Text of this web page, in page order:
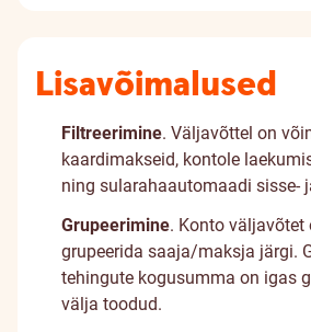
Lisavõimalused
Filtreerimine. Väljavõttel on
kaardimakseid, kontole
ning sularahaautomaadi sisse-
Grupeerimine. Konto
grupeerida saaja/maksja järgi.
tehingute kogusumma on igas
välja toodud.